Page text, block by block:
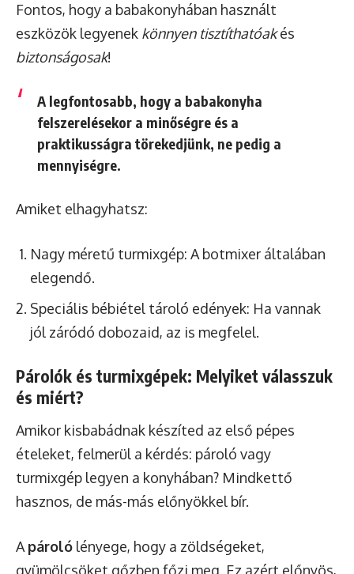
Fontos, hogy a babakonyhában használt
eszközök legyenek könnyen tisztíthatóakés
biztonságosak!
A legfontosabb, hogy a babakonyha
felszerelésekor a minőségre és a
praktikusságra törekedjünk, ne pedig a
mennyiségre.
Amiket elhagyhatsz:
Nagy méretű turmixgép: A botmixer általában
elegendő.
Speciális bébiétel tároló edények: Ha vannak
jól záródó dobozaid, az is megfelel.
Párolók és turmixgépek: Melyiket válasszuk
és miért?
Amikor kisbabádnak készíted az első pépes
ételeket, felmerül a kérdés: pároló vagy
turmixgép legyen a konyhában? Mindkettő
hasznos, de más-más előnyökkel bír.
A pároló lényege, hogy a zöldségeket,
gyümölcsöket gőzben főzi meg. Ez azért előnyös,